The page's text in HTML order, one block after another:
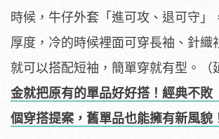
時候，牛仔外套「進可攻、退可守」
厚度，冷的時候裡面可穿長袖、針織
就可以搭配短袖，簡單穿就有型。（
金就把原有的單品好好搭！經典不敗
個穿搭提案，舊單品也能擁有新風貌